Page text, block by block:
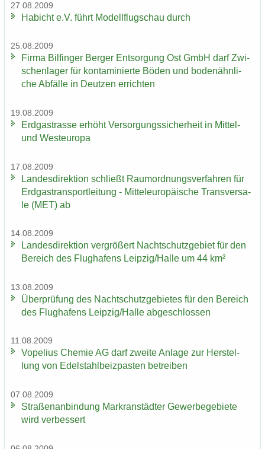
27.08.2009
Ha­bicht e.V. führt Mo­dell­flug­schau durch
25.08.2009
Firma Bil­fin­ger Ber­ger Ent­sor­gung Ost GmbH darf Zwi­
schen­la­ger für kon­ta­mi­nier­te Böden und bo­den­ähn­li­
che Ab­fäl­le in Deut­zen er­rich­ten
19.08.2009
Erd­gas­tras­se er­höht Ver­sor­gungs­si­cher­heit in Mittel-​
und West­eu­ro­pa
17.08.2009
Lan­des­di­rek­ti­on schließt Raum­ord­nungs­ver­fah­ren für
Erd­gas­trans­port­lei­tung - Mit­tel­eu­ro­päi­sche Trans­ver­sa­
le (MET) ab
14.08.2009
Lan­des­di­rek­ti­on ver­grö­ßert Nacht­schutz­ge­biet für den
Be­reich des Flug­ha­fens Leip­zig/Halle um 44 km²
13.08.2009
Über­prü­fung des Nacht­schutz­ge­bie­tes für den Be­reich
des Flug­ha­fens Leip­zig/Halle ab­ge­schlos­sen
11.08.2009
Vo­pe­li­us Che­mie AG darf zwei­te An­la­ge zur Her­stel­
lung von Edel­stahl­beiz­pas­ten be­trei­ben
07.08.2009
Stra­ßen­an­bin­dung Markran­städ­ter Ge­wer­be­ge­bie­te
wird ver­bes­sert